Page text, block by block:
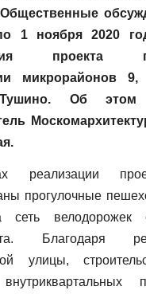
1 ноября 2020
проекта
микрорайонов
Об этом
реализации
прогулочные
сеть велодорожек
Благодаря
улицы,
внутриквартальных